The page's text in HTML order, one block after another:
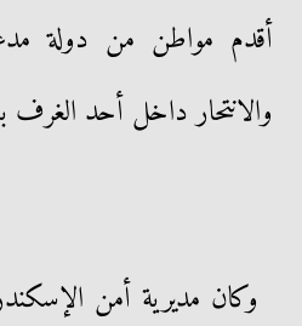
أقدم مواطن من دولة
والانتحار داخل أحد الغرف
وكان مديرية أمن